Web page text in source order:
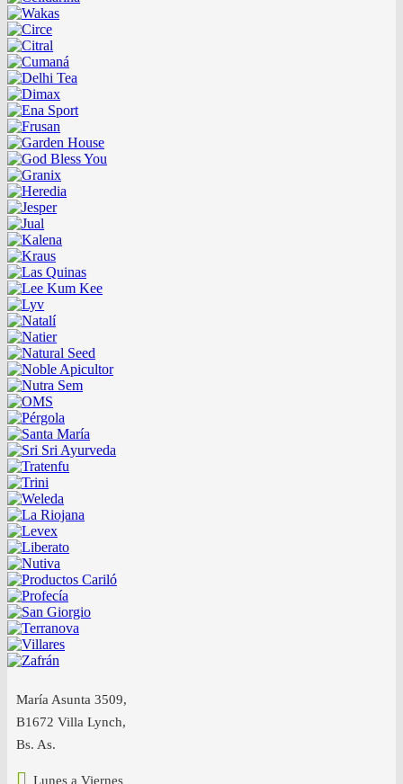
María Asunta 3509,
B1672 Villa Lynch,
Bs. As.
Lunes a Viernes